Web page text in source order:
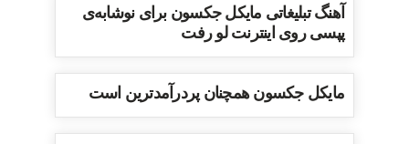
آهنگ تبلیغاتی مایکل جکسون برای نوشابه‌ی
پپسی روی اینترنت لو رفت
مایکل جکسون همچنان پردرآمدترین است